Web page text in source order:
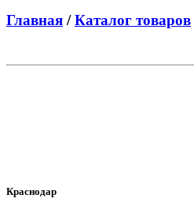
Главная /Каталог товаров
Краснодар